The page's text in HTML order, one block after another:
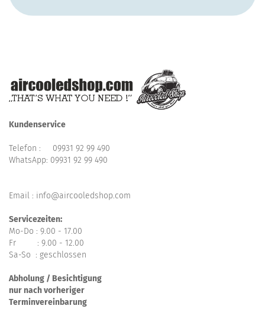
Kundenservice
Telefon : 09931 92 99 490
WhatsApp: 09931 92 99 490
Email : info@aircooledshop.com
Servicezeiten:
Mo-Do : 9.00 - 17.00
Fr : 9.00 - 12.00
Sa-So : geschlossen
Abholung / Besichtigung
nur nach vorheriger
Terminvereinbarung